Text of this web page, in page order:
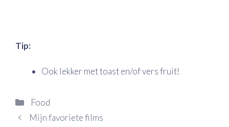
Tip:
Ook lekker met toast en/of vers fruit!
Categorieën
Food
Mijn favoriete films